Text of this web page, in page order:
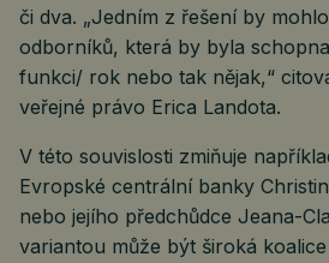
či dva. „Jedním z řešení by
odborníků, která by byla
funkci/ rok nebo tak nějak,“
veřejné právo Erica Landota.
V této souvislosti zmiňuje
Evropské centrální banky
nebo jejího předchůdce Jeana-
variantou může být široká